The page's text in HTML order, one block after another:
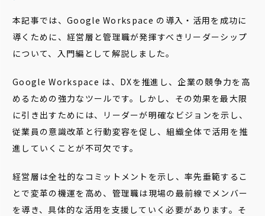
本記事では、Google Workspace の導入・活用を成功に
導くために、経営層と管理職が発揮すべきリーダーシップ
について、入門編として解説しました。
Google Workspace は、DXを推進し、企業の競争力を高
めるための強力なツールです。しかし、その効果を最大限
に引き出すためには、リーダーが明確なビジョンを示し、
従業員の意識改革と行動変容を促し、組織全体で活用を推
進していくことが不可欠です。
経営層は全社的なコミットメントを示し、率先垂範するこ
とで変革の機運を高め、管理職は現場の最前線でメンバー
を導き、具体的な活用を支援していく必要があります。そ